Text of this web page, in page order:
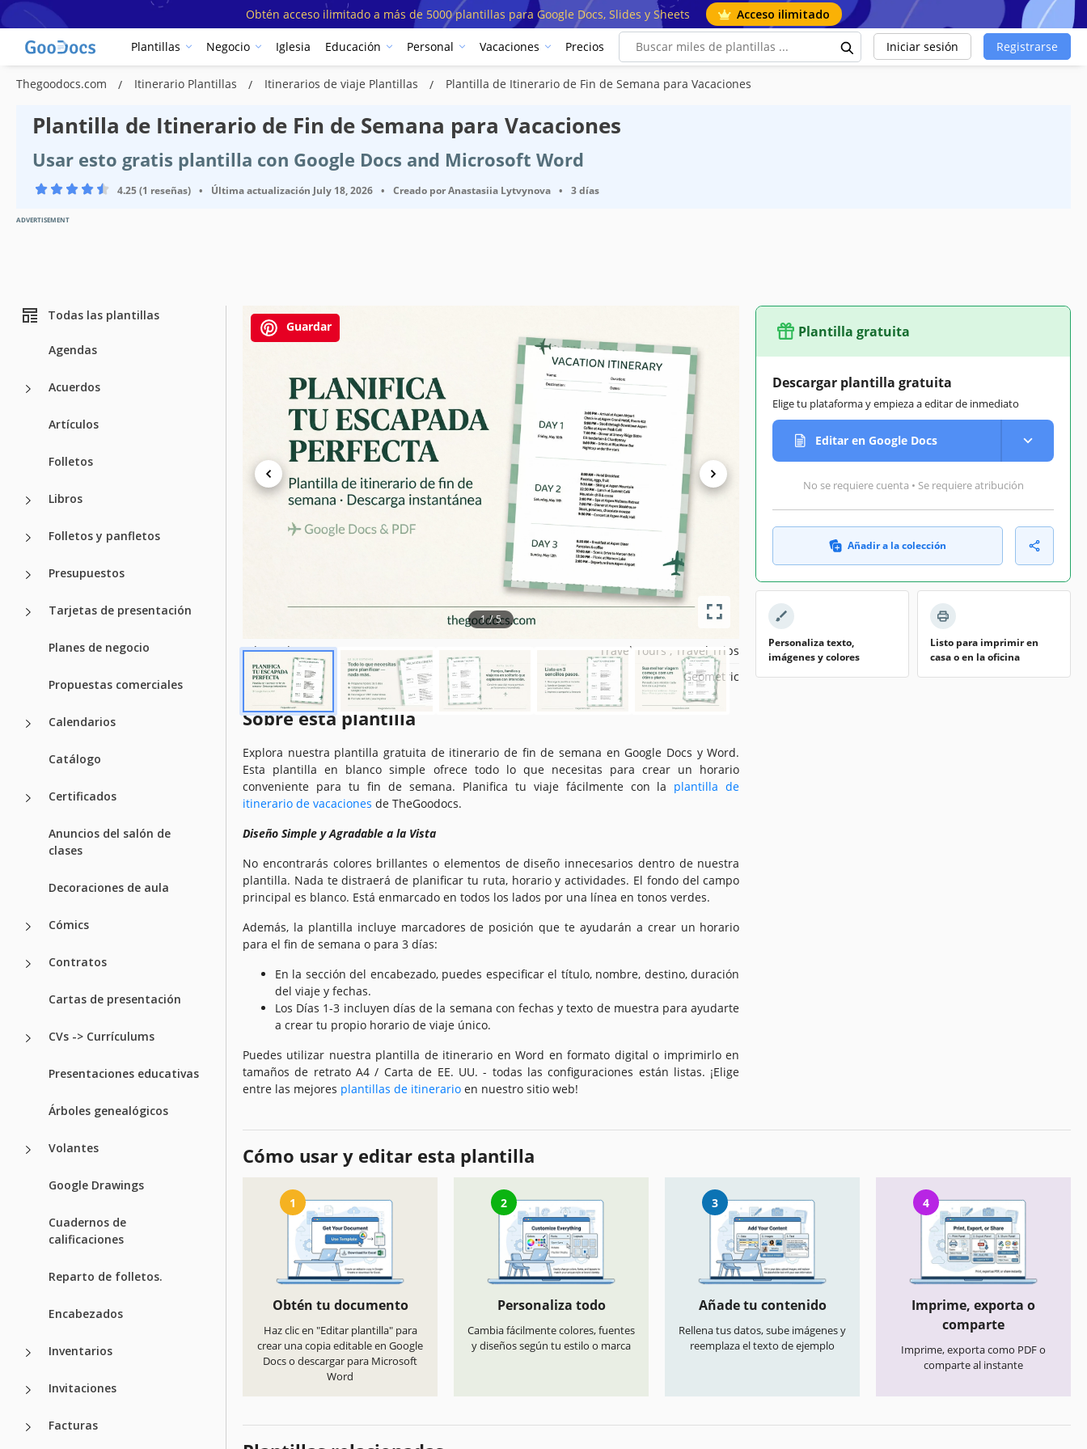
Obtén acceso ilimitado a más de 5000 plantillas para Google Docs, Slides y Sheets Acceso ilimitado
Plantillas Negocio Iglesia Educación Personal Vacaciones Precios Iniciar sesión Registrarse
Thegoodocs.com Itinerario Plantillas Itinerarios de viaje Plantillas Plantilla de Itinerario de Fin de Semana para Vacaciones
Plantilla de Itinerario de Fin de Semana para Vacaciones
Usar esto gratis plantilla con Google Docs and Microsoft Word
4.25 (1 reseñas) • Última actualización July 18, 2026 • Creado porAnastasiia Lytvynova • 3 días
ADVERTISEMENT
Todas las plantillas
Agendas
Acuerdos
Artículos
Folletos
Libros
Folletos y panfletos
Presupuestos
Tarjetas de presentación
Planes de negocio
Propuestas comerciales
Calendarios
Catálogo
Certificados
Anuncios del salón de
clases
Decoraciones de aula
Cómics
Contratos
Cartas de presentación
CVs -> Currículums
Presentaciones educativas
Árboles genealógicos
Volantes
Google Drawings
Cuadernos de
calificaciones
Reparto de folletos.
Encabezados
Inventarios
Invitaciones
Facturas
Guardar
1/5
Especificaciones de la plantilla
Google Docs, Microsoft Word
Creado
April 19, 2025
Última actualización
July 18, 2026
Comunidad
Añadido a colecciones por 39 Usuarios
284 descargas este mes
Características clave de esta plantilla
Adecuado Para
Travel Tours , Travel Trips
Estilo
Geometric
Sobre esta plantilla
Explora nuestra plantilla gratuita de itinerario de fin de semana en Google Docs y Word.
Esta plantilla en blanco simple ofrece todo lo que necesitas para crear un horario
conveniente para tu fin de semana. Planifica tu viaje fácilmente con la plantilla de
itinerario de vacaciones de TheGoodocs.
Diseño Simple y Agradable a la Vista
No encontrarás colores brillantes o elementos de diseño innecesarios dentro de nuestra
plantilla. Nada te distraerá de planificar tu ruta, horario y actividades. El fondo del campo
principal es blanco. Está enmarcado en todos los lados por una línea en tonos verdes.
Además, la plantilla incluye marcadores de posición que te ayudarán a crear un horario
para el fin de semana o para 3 días:
En la sección del encabezado, puedes especificar el título, nombre, destino, duración
del viaje y fechas.
Los Días 1-3 incluyen días de la semana con fechas y texto de muestra para ayudarte
a crear tu propio horario de viaje único.
Puedes utilizar nuestra plantilla de itinerario en Word en formato digital o imprimirlo en
tamaños de retrato A4 / Carta de EE. UU. - todas las configuraciones están listas. ¡Elige
entre las mejores plantillas de itinerario en nuestro sitio web!
Plantilla gratuita
Descargar plantilla gratuita
Elige tu plataforma y empieza a editar de inmediato
Editar en Google Docs
No se requiere cuenta • Se requiere atribución
Añadir a la colección
Personaliza texto,
imágenes y colores
Listo para imprimir en
casa o en la oficina
Cómo usar y editar esta plantilla
1
Obtén tu documento
Haz clic en "Editar plantilla" para
crear una copia editable en Google
Docs o descargar para Microsoft
Word
2
Personaliza todo
Cambia fácilmente colores, fuentes
y diseños según tu estilo o marca
3
Añade tu contenido
Rellena tus datos, sube imágenes y
reemplaza el texto de ejemplo
4
Imprime, exporta o
comparte
Imprime, exporta como PDF o
comparte al instante